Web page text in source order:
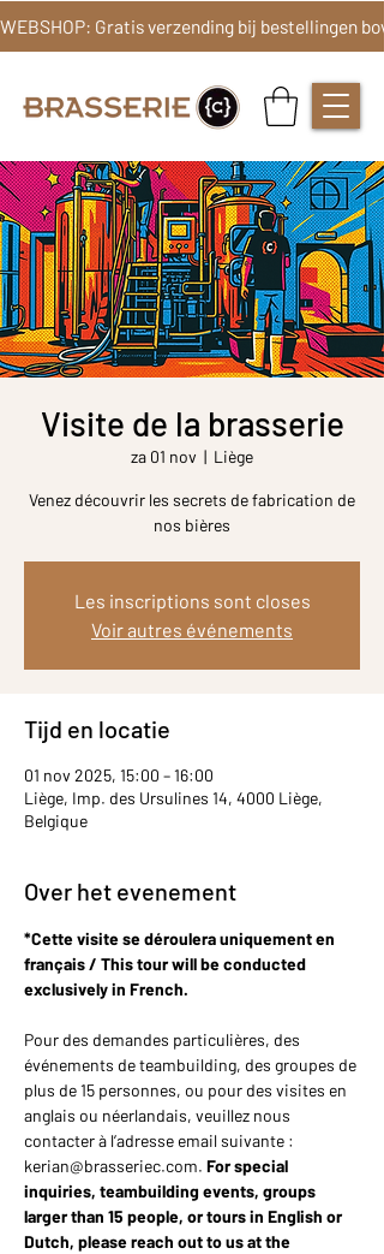
Visite de la brasserie
za 01 nov
  |
Liège
Venez découvrir les secrets de fabrication de
nos bières
Les inscriptions sont closes
Voir autres événements
Tijd en locatie
01 nov 2025, 15:00 – 16:00
Liège, Imp. des Ursulines 14, 4000 Liège,
Belgique
Over het evenement
*Cette visite se déroulera uniquement en
français / This tour will be conducted
exclusively in French.
Pour des demandes particulières, des
événements de teambuilding, des groupes de
plus de 15 personnes, ou pour des visites en
anglais ou néerlandais, veuillez nous
contacter à l’adresse email suivante :
kerian@brasseriec.com. For special
inquiries, teambuilding events, groups
larger than 15 people, or tours in English or
Dutch, please reach out to us at the